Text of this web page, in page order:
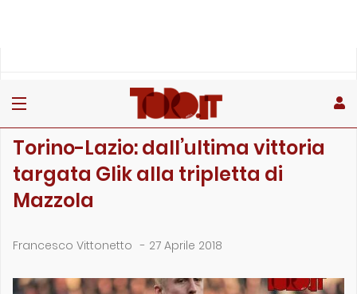
Torino-Lazio: dall’ultima vittoria
targata Glik alla tripletta di
Mazzola
Francesco Vittonetto - 27 Aprile 2018